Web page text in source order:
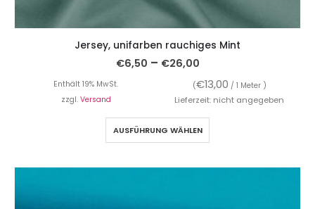
Jersey, unifarben rauchiges Mint
€6,50 – €26,00
Enthält 19% MwSt. (€13,00 / 1 Meter )
zzgl. Versand Lieferzeit: nicht angegeben
AUSFÜHRUNG WÄHLEN